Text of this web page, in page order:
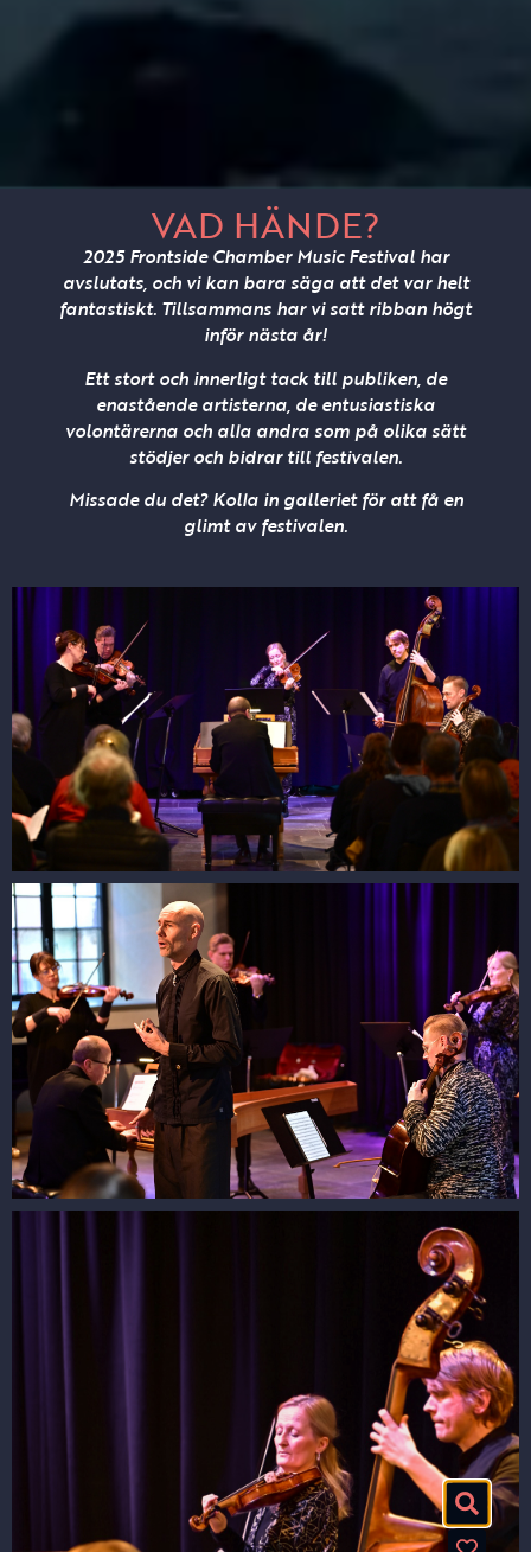
VAD HÄNDE?
2025 Frontside Chamber Music Festival har
avslutats, och vi kan bara säga att det var helt
fantastiskt. Tillsammans har vi satt ribban högt
inför nästa år!
Ett stort och innerligt tack till publiken, de
enastående artisterna, de entusiastiska
volontärerna och alla andra som på olika sätt
stödjer och bidrar till festivalen.
Missade du det? Kolla in galleriet för att få en
glimt av festivalen.